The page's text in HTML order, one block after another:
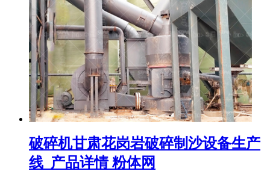
破碎机甘肃花岗岩破碎制沙设备生产
线_产品详情 粉体网